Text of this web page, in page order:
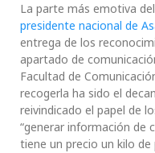
La parte más emotiva
presidente nacional de
entrega de los
apartado de
Facultad de
recogerla ha sido el
reivindicado el papel de
“generar información de
tiene un precio un kilo